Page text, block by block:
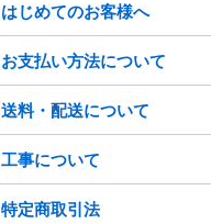
はじめてのお客様へ
お支払い方法について
送料・配送について
工事について
特定商取引法